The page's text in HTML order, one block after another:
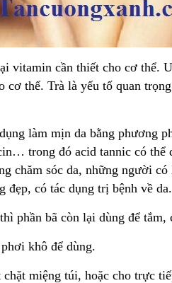
vitamin cần thiết cho cơ thể.
thể. Trà là yếu tố quan
làm mịn da bằng phương
trong đó acid tannic có thể
chăm sóc da, những người
đẹp, có tác dụng trị bệnh về da.
phần bã còn lại dùng để tắm,
khô để dùng.
miệng túi, hoặc cho trực